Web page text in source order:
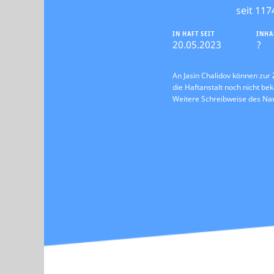
seit
IN HAFT SEIT
20.05.2023 ?
An Jasin Chalidov können
die Haftanstalt noch nicht
Weitere Schreibweise des